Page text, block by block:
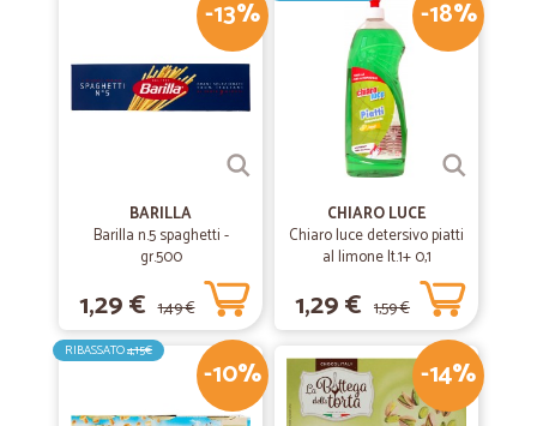
-13%
BARILLA
Barilla n.5 spaghetti -
gr.500
1,29 € 1,49 €
-18%
CHIARO LUCE
Chiaro luce detersivo piatti
al limone lt.1+ 0,1
1,29 € 1,59 €
-10%
RIBASSATO4,15€
-14%